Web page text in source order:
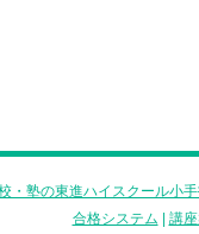
・塾の東進ハイスクール小
合格システム
講